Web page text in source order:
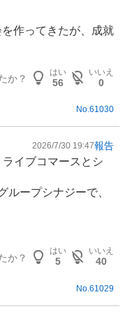
作ってきたが、成就
か？
はい
56
いいえ
0
No.61030
2026/7/30 19:47報告
ライブコマース とシ
ループシナジーで、
か？
はい
5
いいえ
40
No. 61029